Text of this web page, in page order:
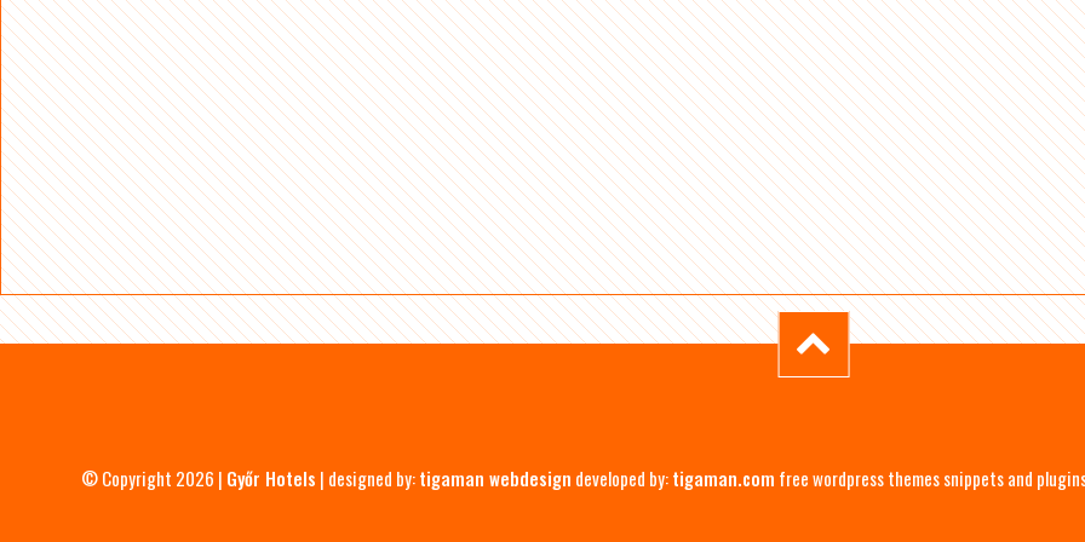
© Copyright 2026 | Győr Hotels | designed by:tigaman webdesign developed by:tigaman.com free wordpress themes snippets and